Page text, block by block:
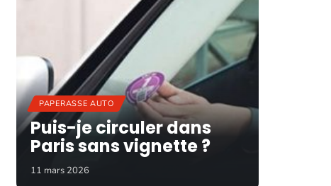
PAPERASSE AUTO
Puis-je circuler dans
Paris sans vignette ?
11 mars 2026